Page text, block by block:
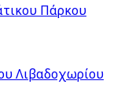
Πάρκου
Λιβαδοχωρίου